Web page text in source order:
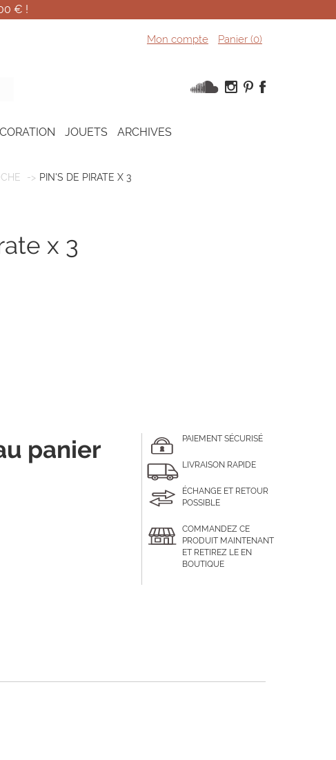
€ !
Mon compte Panier (0)
JOUETS ARCHIVES
PIN'S DE PIRATE X 3
x 3
panier PAIEMENT SÉCURISÉ
LIVRAISON RAPIDE
ÉCHANGE ET RETOUR
POSSIBLE
COMMANDEZ CE
PRODUIT MAINTENANT
ET RETIREZ LE EN
BOUTIQUE